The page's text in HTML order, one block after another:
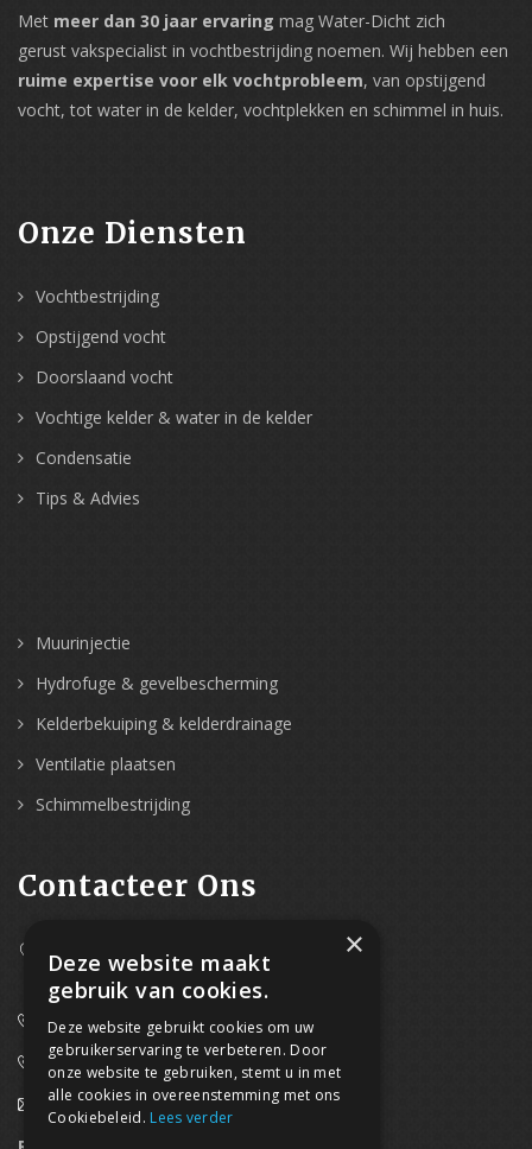
Met meer dan 30 jaar ervaring mag Water-Dicht zich
gerust vakspecialist in vochtbestrijding noemen. Wij hebben een
ruime expertise voor elk vochtprobleem, van opstijgend
vocht, tot water in de kelder, vochtplekken en schimmel in huis.
Onze Diensten
Vochtbestrijding
Opstijgend vocht
Doorslaand vocht
Vochtige kelder & water in de kelder
Condensatie
Tips & Advies
Muurinjectie
Hydrofuge & gevelbescherming
Kelderbekuiping & kelderdrainage
Ventilatie plaatsen
Schimmelbestrijding
Contacteer Ons
Westpoort 37B,
2070 Zwijndrecht
0800/61 667 (24/7 bereikbaar)
03/369.60.29
info@waterdicht-vochtbestrijding.be
×
Deze website maakt
gebruik van cookies.
Deze website gebruikt cookies om uw
gebruikerservaring te verbeteren. Door
onze website te gebruiken, stemt u in met
alle cookies in overeenstemming met ons
Cookiebeleid. Lees verder